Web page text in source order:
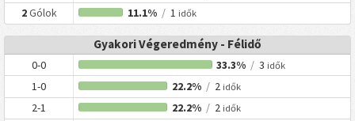
2Gólok 11.1% /1 idők
Gyakori Végeredmény - Félidő
0-0 33.3% / 3 idők
1-0 22.2% /2 idők
2-1 22.2% /2 idők